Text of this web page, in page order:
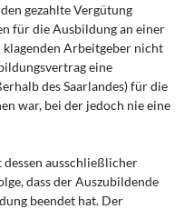
gezahlte Vergütung
für die Ausbildung an einer
Arbeitgeber nicht
eine
des Saarlandes) für die
war, bei der jedoch nie eine
ausschließlicher
dass der Auszubildende
beendet hat. Der